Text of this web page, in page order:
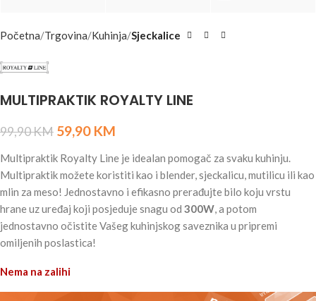
Početna Trgovina Kuhinja Sjeckalice
MULTIPRAKTIK ROYALTY LINE
99,90KM 59,90 KM
Multipraktik Royalty Line je idealan pomogač za svaku kuhinju.
Multipraktik možete koristiti kao i blender, sjeckalicu, mutilicu ili kao
mlin za meso! Jednostavno i efikasno prerađujte bilo koju vrstu
hrane uz uređaj koji posjeduje snagu od 300W, a potom
jednostavno očistite Vašeg kuhinjskog saveznika u pripremi
omiljenih poslastica!
Nema na zalihi